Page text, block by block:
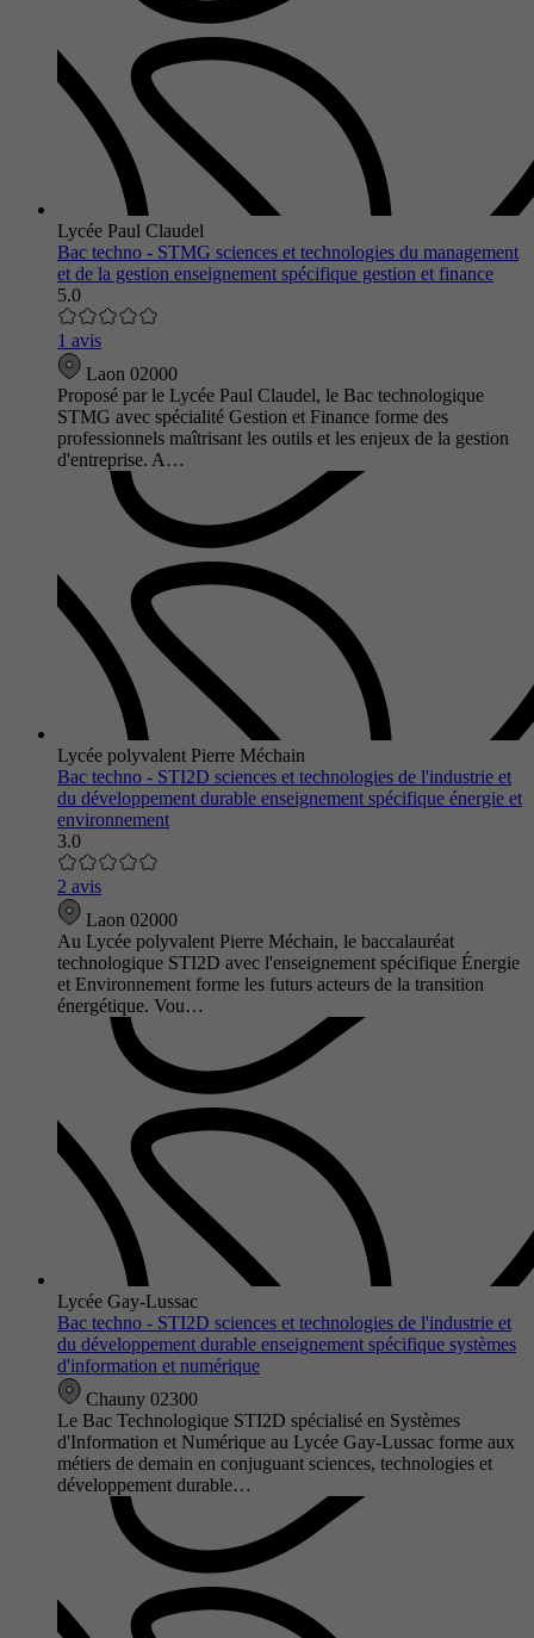
Lycée Paul Claudel
Bac techno - STMG sciences et technologies du management
et de la gestion enseignement spécifique gestion et finance
5.0
1 avis
Laon 02000
Proposé par le Lycée Paul Claudel, le Bac technologique
STMG avec spécialité Gestion et Finance forme des
professionnels maîtrisant les outils et les enjeux de la gestion
d'entreprise. A…
Lycée polyvalent Pierre Méchain
Bac techno - STI2D sciences et technologies de l'industrie et
du développement durable enseignement spécifique énergie et
environnement
3.0
2 avis
Laon 02000
Au Lycée polyvalent Pierre Méchain, le baccalauréat
technologique STI2D avec l'enseignement spécifique Énergie
et Environnement forme les futurs acteurs de la transition
énergétique. Vou…
Lycée Gay-Lussac
Bac techno - STI2D sciences et technologies de l'industrie et
du développement durable enseignement spécifique systèmes
d'information et numérique
Chauny 02300
Le Bac Technologique STI2D spécialisé en Systèmes
d'Information et Numérique au Lycée Gay-Lussac forme aux
métiers de demain en conjuguant sciences, technologies et
développement durable…